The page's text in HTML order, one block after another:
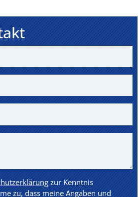
zur Kenntnis
zu, dass meine Angaben und